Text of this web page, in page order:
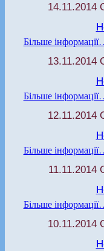
14.11.2014
Більше
13.11.2014
Більше
12.11.2014
Більше
11.11.2014
Більше
10.11.2014